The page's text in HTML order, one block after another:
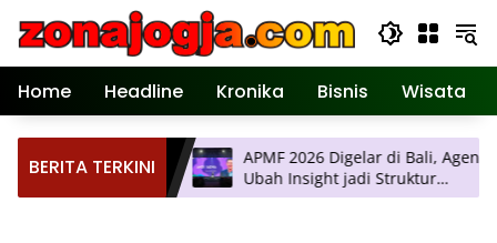
Home Headline Kronika Bisnis Wisata
BERITA TERKINI
Ilmiah
Hadirkan
APMF 2026 Digelar di Bali, Agendanya
Ubah Insight jadi Struktur
Pengambilan Keputusan